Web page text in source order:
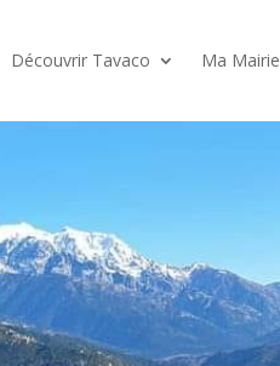
Découvrir Tavaco Ma Mairie